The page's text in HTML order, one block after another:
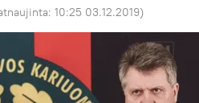
10:25 03.12.2019)